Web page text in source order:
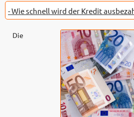
- Wie schnell wird der Kredit
Die